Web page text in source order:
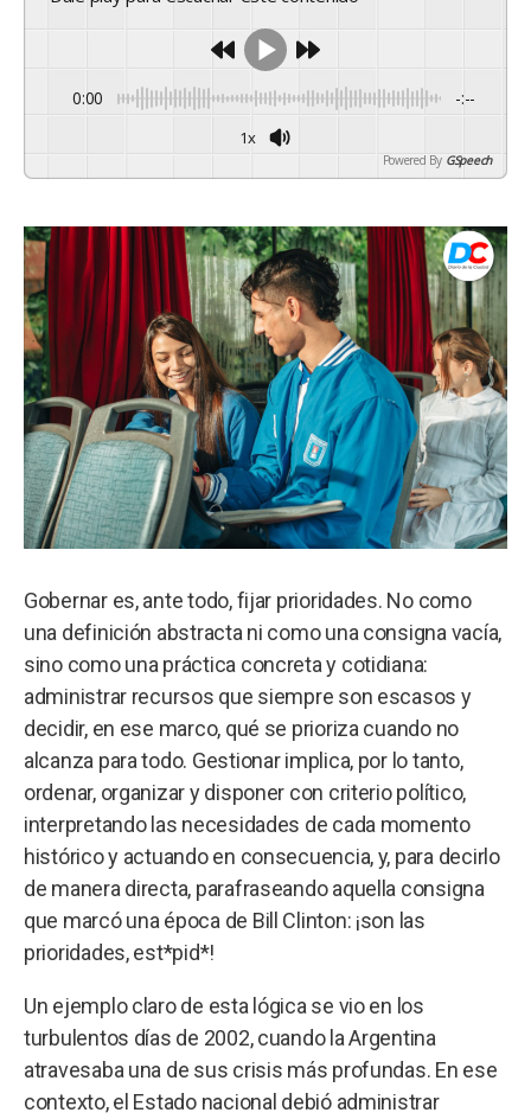
0:00 -:--
1x
Powered By GSpeech
Gobernar es, ante todo, fijar prioridades. No como
una definición abstracta ni como una consigna vacía,
sino como una práctica concreta y cotidiana:
administrar recursos que siempre son escasos y
decidir, en ese marco, qué se prioriza cuando no
alcanza para todo. Gestionar implica, por lo tanto,
ordenar, organizar y disponer con criterio político,
interpretando las necesidades de cada momento
histórico y actuando en consecuencia, y, para decirlo
de manera directa, parafraseando aquella consigna
que marcó una época de Bill Clinton: ¡son las
prioridades, est*pid*!
Un ejemplo claro de esta lógica se vio en los
turbulentos días de 2002, cuando la Argentina
atravesaba una de sus crisis más profundas. En ese
contexto, el Estado nacional debió administrar